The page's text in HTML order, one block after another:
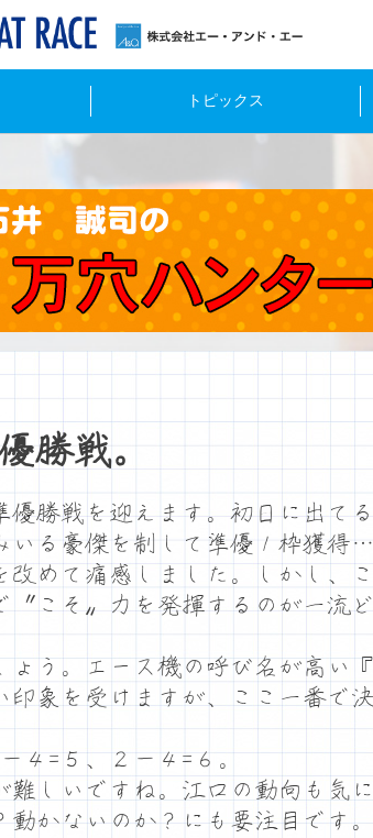
トピックス
勝戦。
優勝戦を迎えます。初日に出て
いる豪傑を制して準優１枠獲得
改めて痛感しました。しかし、
〝こそ〟力を発揮するのが一流
ょう。エース機の呼び名が高い
印象を受けますが、ここ一番で
４=５、２－４=６。
難しいですね。江口の動向も気
動かないのか？にも要注目です